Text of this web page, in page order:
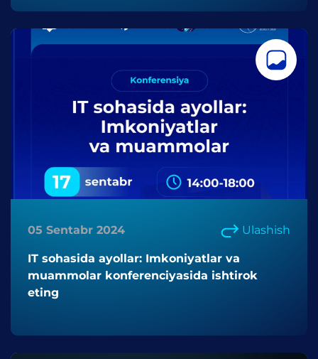
05 Sentabr 2024 Ulashish
IT sohasida ayollar: Imkoniyatlar va
muammolar konferenciyasida ishtirok
eting